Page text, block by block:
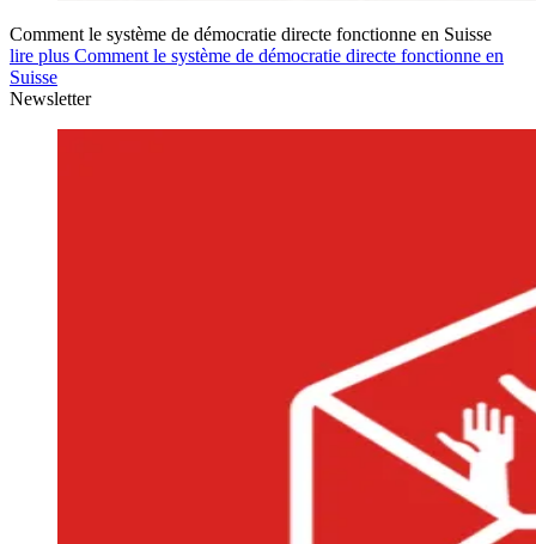
Comment le système de démocratie directe fonctionne en Suisse
lire plus Comment le système de démocratie directe fonctionne en
Suisse
Newsletter